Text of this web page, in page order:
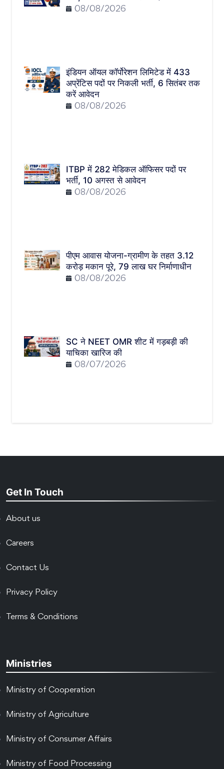
08/08/2026
इंडियन ऑयल कॉर्पोरेशन लिमिटेड में 433
अप्रेंटिस पदों पर निकली भर्ती, 6 सितंबर तक
करें आवेदन
08/08/2026
ITBP में 282 मेडिकल ऑफिसर पदों पर
भर्ती, 10 अगस्त से आवेदन
08/08/2026
पीएम आवास योजना-ग्रामीण के तहत 3.12
करोड़ मकान पूरे, 79 लाख घर निर्माणाधीन
08/08/2026
SC ने NEET OMR शीट में गड़बड़ी की
याचिका खारिज की
08/07/2026
Get In Touch
About us
Careers
Contact Us
Privacy Policy
Terms & Conditions
Ministries
Ministry of Cooperation
Ministry of Agriculture
Ministry of Consumer Affairs
Ministry of Food Processing